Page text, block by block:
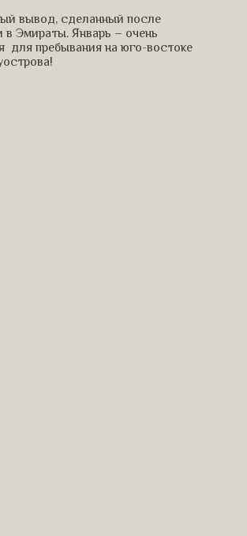
вывод, сделанный после
в Эмираты. Январь – очень
для пребывания на юго-востоке